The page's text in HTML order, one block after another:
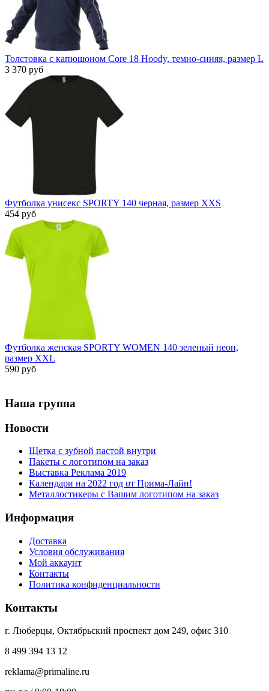
Толстовка с капюшоном Core 18 Hoody, темно-синяя, размер L
3 370 руб
Футболка унисекс SPORTY 140 черная, размер XXS
454 руб
Футболка женская SPORTY WOMEN 140 зеленый неон,
размер XXL
590 руб
Наша группа
Новости
Щетка с зубной пастой внутри
Пакеты с логотипом на заказ
Выставка Реклама 2019
Календари на 2022 год от Прима-Лайн!
Металлостикеры с Вашим логотипом на заказ
Информация
Доставка
Условия обслуживания
Мой аккаунт
Контакты
Политика конфиденциальности
Контакты
г. Люберцы, Октябрьский проспект дом 249, офис 310
8 499 394 13 12
reklama@primaline.ru